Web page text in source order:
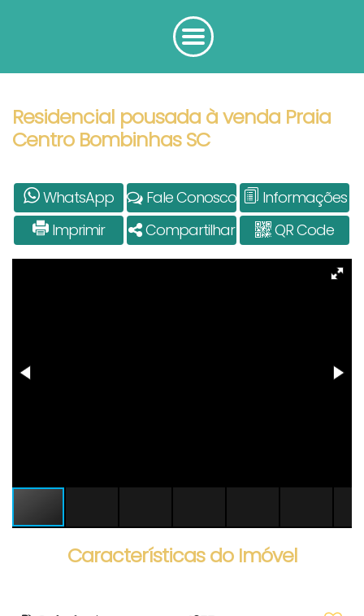
Residencial pousada à venda Praia
Centro Bombinhas SC
WhatsApp Fale Conosco
Informações
Imprimir
Compartilhar QR Code
Características do Imóvel